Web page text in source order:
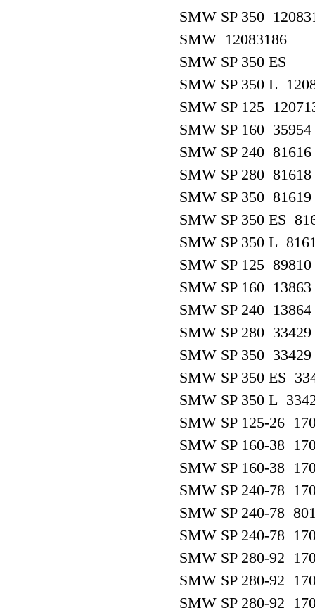
SMW SP 350
SMW 12083186
SMW SP 350 ES
SMW SP 350 L
SMW SP 125
SMW SP 160 35954
SMW SP 240 81616
SMW SP 280 81618
SMW SP 350 81619
SMW SP 350 ES
SMW SP 350 L
SMW SP 125 89810
SMW SP 160 13863
SMW SP 240 13864
SMW SP 280 33429
SMW SP 350 33429
SMW SP 350 ES
SMW SP 350 L
SMW SP 125-26
SMW SP 160-38
SMW SP 160-38
SMW SP 240-78
SMW SP 240-78
SMW SP 240-78
SMW SP 280-92
SMW SP 280-92
SMW SP 280-92